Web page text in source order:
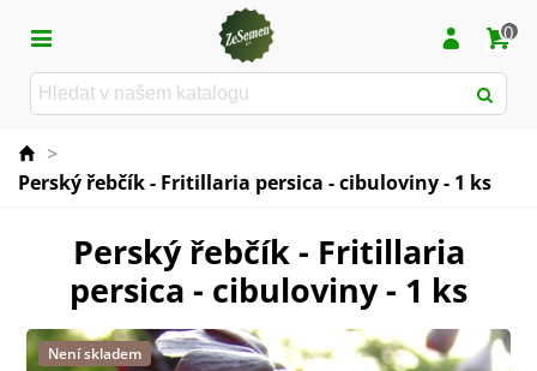
0
>
Perský řebčík - Fritillaria persica - cibuloviny - 1 ks
Perský řebčík - Fritillaria
persica - cibuloviny - 1 ks
Není skladem